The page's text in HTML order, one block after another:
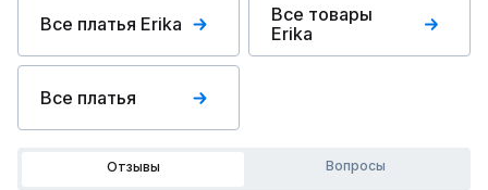
Все платья Erika
Все товары
Erika
Все платья
Отзывы Вопросы